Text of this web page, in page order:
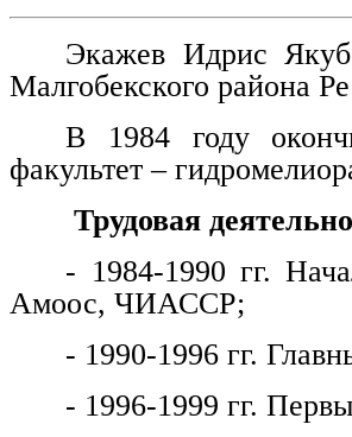
Экажев Идрис
Малгобекского района
В 1984 году
факультет –
Трудовая
- 1984-1990 гг.
Амоос, ЧИАССР;
- 1990-1996 гг.
- 1996-1999 гг.